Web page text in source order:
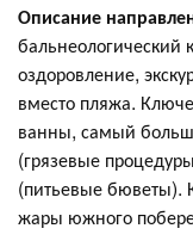
Описание
бальнеологический
оздоровление,
вместо пляжа.
ванны, самый
(грязевые
(питьевые
жары южного